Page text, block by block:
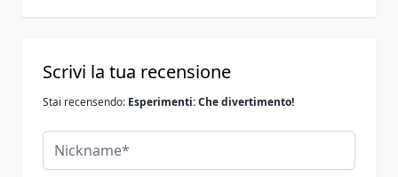
Scrivi la tua recensione
Stai recensendo: Esperimenti: Che divertimento!
Nickname